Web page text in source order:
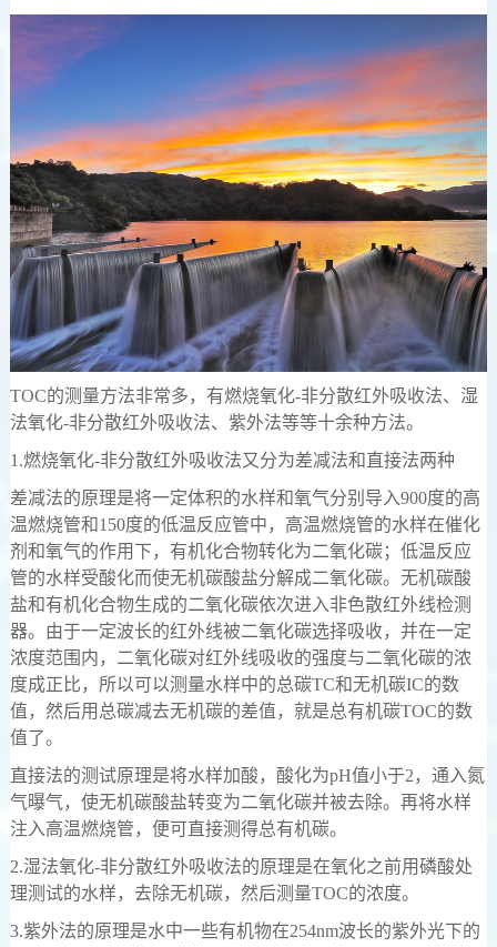
TOC的测量方法非常多，有燃烧氧化-非分散红外吸收法、湿
法氧化-非分散红外吸收法、紫外法等等十余种方法。
1.燃烧氧化-非分散红外吸收法又分为差减法和直接法两种
差减法的原理是将一定体积的水样和氧气分别导入900度的高
温燃烧管和150度的低温反应管中，高温燃烧管的水样在催化
剂和氧气的作用下，有机化合物转化为二氧化碳；低温反应
管的水样受酸化而使无机碳酸盐分解成二氧化碳。无机碳酸
盐和有机化合物生成的二氧化碳依次进入非色散红外线检测
器。由于一定波长的红外线被二氧化碳选择吸收，并在一定
浓度范围内，二氧化碳对红外线吸收的强度与二氧化碳的浓
度成正比，所以可以测量水样中的总碳TC和无机碳IC的数
值，然后用总碳减去无机碳的差值，就是总有机碳TOC的数
值了。
直接法的测试原理是将水样加酸，酸化为pH值小于2，通入氮
气曝气，使无机碳酸盐转变为二氧化碳并被去除。再将水样
注入高温燃烧管，便可直接测得总有机碳。
2.湿法氧化-非分散红外吸收法的原理是在氧化之前用磷酸处
理测试的水样，去除无机碳，然后测量TOC的浓度。
3.紫外法的原理是水中一些有机物在254nm波长的紫外光下的